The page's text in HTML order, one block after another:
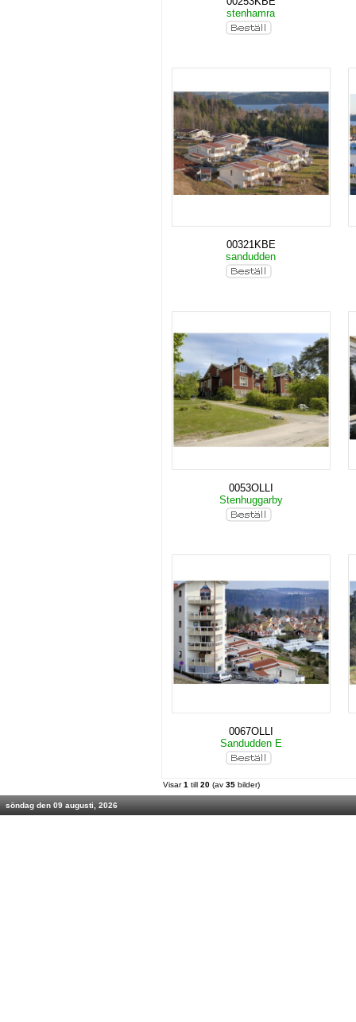
stenhamra
00321KBE
sandudden
0053OLLI
Stenhuggarby
0067OLLI
Sandudden E
Visar1 till 20 (av 35 bilder)
söndag den 09 augusti, 2026